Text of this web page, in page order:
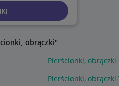
obrączki"
Pierścionki, obrączki
Pierścionki, obrączki